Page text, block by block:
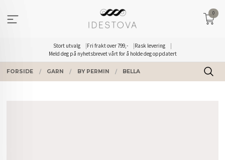
innholdet
Stort utvalg Fri frakt over 799,-
Rask levering
Meld deg på nyhetsbrevet vårt for å holde deg oppdatert
0
FORSIDE GARN BY PERMIN BELLA